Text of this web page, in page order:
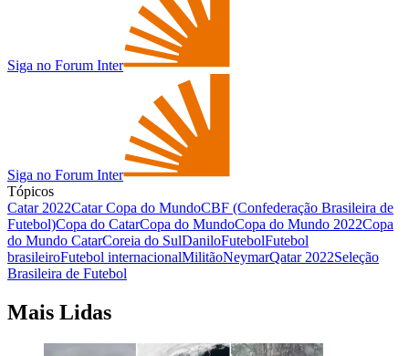
Siga no Forum Inter
Siga no Forum Inter
Tópicos
Catar 2022Catar Copa do MundoCBF (Confederação Brasileira de
Futebol)Copa do CatarCopa do MundoCopa do Mundo 2022Copa
do Mundo CatarCoreia do SulDaniloFutebolFutebol
brasileiroFutebol internacionalMilitãoNeymarQatar 2022Seleção
Brasileira de Futebol
Mais Lidas